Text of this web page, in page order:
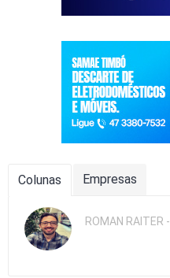
Colunas Empresas
ROMAN RAITER -